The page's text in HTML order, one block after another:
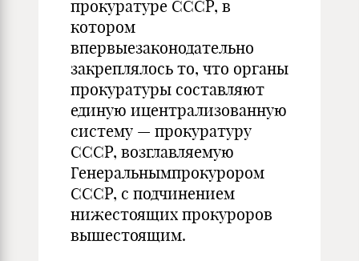
прокуратуре СССР, в
котором
впервыезаконодательно
закреплялось то, что органы
прокуратуры составляют
единую ицентрализованную
систему — прокуратуру
СССР, возглавляемую
Генеральнымпрокурором
СССР, с подчинением
нижестоящих прокуроров
вышестоящим.